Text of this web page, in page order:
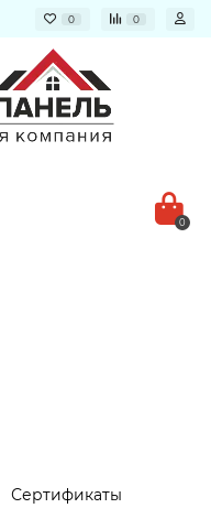
0 0
0
Сертификаты